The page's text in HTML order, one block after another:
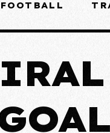
FOOTBALL